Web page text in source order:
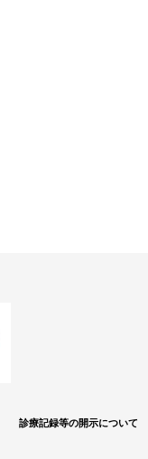
診療記録等の開示について